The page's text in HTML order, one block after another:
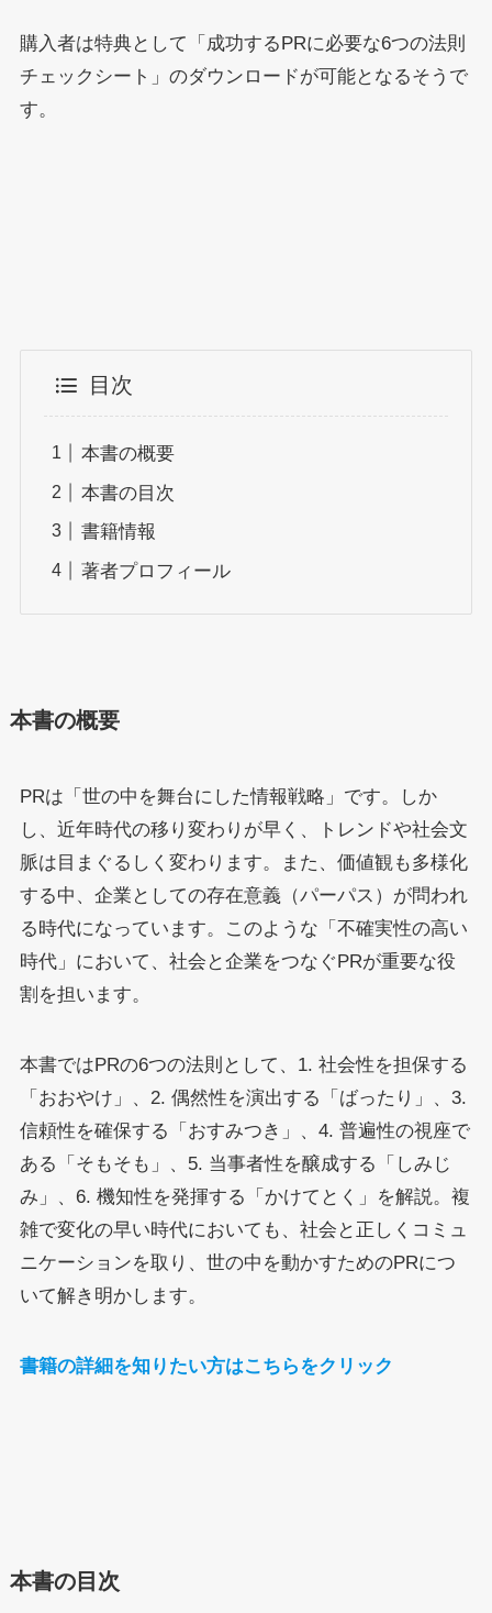
購入者は特典として「成功するPRに必要な6つの法則
チェックシート」のダウンロードが可能となるそうで
す。
目次
本書の概要
本書の目次
書籍情報
著者プロフィール
本書の概要
PRは「世の中を舞台にした情報戦略」です。しか
し、近年時代の移り変わりが早く、トレンドや社会文
脈は目まぐるしく変わります。また、価値観も多様化
する中、企業としての存在意義（パーパス）が問われ
る時代になっています。このような「不確実性の高い
時代」において、社会と企業をつなぐPRが重要な役
割を担います。
本書ではPRの6つの法則として、1. 社会性を担保する
「おおやけ」、2. 偶然性を演出する「ばったり」、3.
信頼性を確保する「おすみつき」、4. 普遍性の視座で
ある「そもそも」、5. 当事者性を醸成する「しみじ
み」、6. 機知性を発揮する「かけてとく」を解説。複
雑で変化の早い時代においても、社会と正しくコミュ
ニケーションを取り、世の中を動かすためのPRにつ
いて解き明かします。
書籍の詳細を知りたい方はこちらをクリック
本書の目次